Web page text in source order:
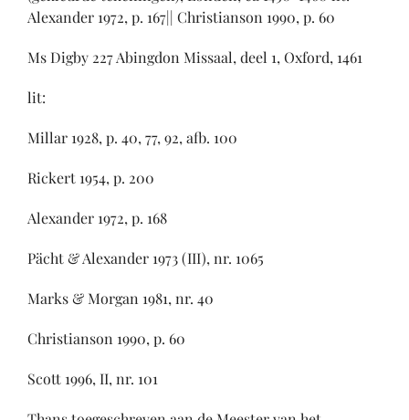
Alexander 1972, p. 167|| Christianson 1990, p. 60
Ms Digby 227 Abingdon Missaal, deel 1, Oxford, 1461
lit:
Millar 1928, p. 40, 77, 92, afb. 100
Rickert 1954, p. 200
Alexander 1972, p. 168
Pächt & Alexander 1973 (III), nr. 1065
Marks & Morgan 1981, nr. 40
Christianson 1990, p. 60
Scott 1996, II, nr. 101